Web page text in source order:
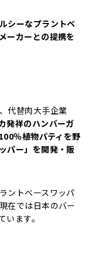
シーなプラントベ
ーカーとの提携を
代替肉大手企業
発祥のハンバーガ
％植物パティを野
パー」を開発・販
ントベースワッパ
在では日本のバー
ます。